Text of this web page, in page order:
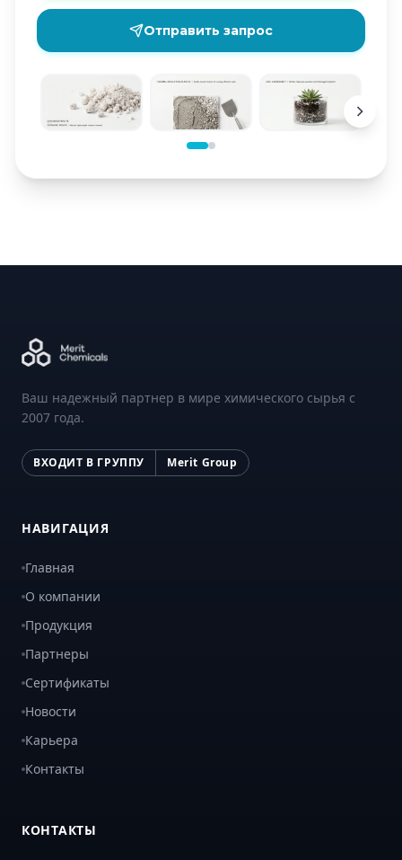
Отправить запрос
Ваш надежный партнер в мире химического сырья с
2007 года.
ВХОДИТ В ГРУППУ Merit Group
НАВИГАЦИЯ
Главная
О компании
Продукция
Партнеры
Сертификаты
Новости
Карьера
Контакты
КОНТАКТЫ